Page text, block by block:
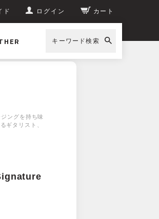
ド ログイン カート
キーワード検索
ングを持ち味
ギタリスト、